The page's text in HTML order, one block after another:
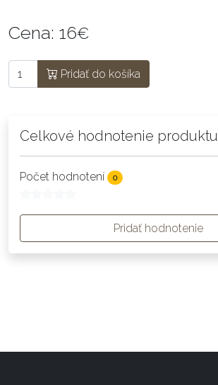
Cena: 16€
Pridať do košíka
Celkové hodnotenie produktu
Počet hodnotení 0
Pridať hodnotenie